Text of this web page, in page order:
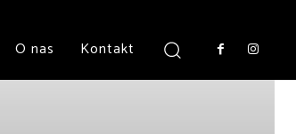
O nas Kontakt